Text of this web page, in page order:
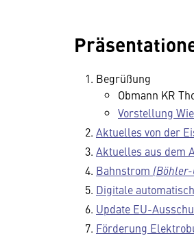
Begrüßung
Obmann KR
Vorstellung
Aktuelles von der
Aktuelles aus dem
Bahnstrom
Digitale
Update EU-
Förderung